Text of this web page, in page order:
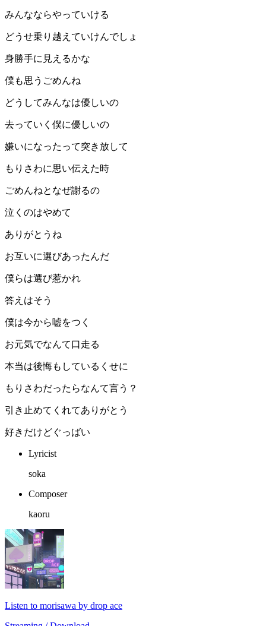
みんなならやっていける
どうせ乗り越えていけんでしょ
身勝手に見えるかな
僕も思うごめんね
どうしてみんなは優しいの
去っていく僕に優しいの
嫌いになったって突き放して
もりさわに思い伝えた時
ごめんねとなぜ謝るの
泣くのはやめて
ありがとうね
お互いに選びあったんだ
僕らは選び惹かれ
答えはそう
僕は今から嘘をつく
お元気でなんて口走る
本当は後悔もしているくせに
もりさわだったらなんて言う？
引き止めてくれてありがとう
好きだけどぐっばい
Lyricist
soka
Composer
kaoru
Listen to morisawa by drop ace